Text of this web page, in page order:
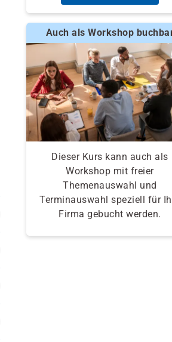
Auch als Workshop
Dieser Kurs kann auch als
Workshop mit freier
Themenauswahl und
Terminauswahl speziell für
Firma gebucht werden.